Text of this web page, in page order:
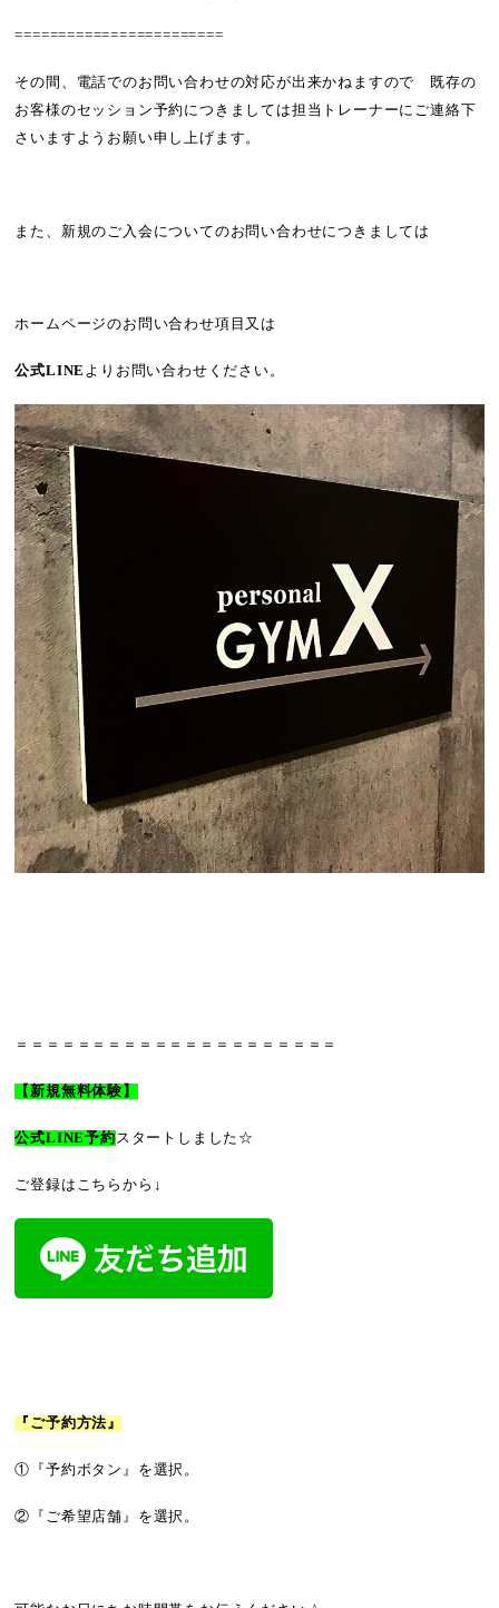
========================
その間、電話でのお問い合わせの対応が出来かねますので 既存の
お客様のセッション予約につきましては担当トレーナーにご連絡下
さいますようお願い申し上げます。
また、新規のご入会についてのお問い合わせにつきましては
ホームページのお問い合わせ項目又は
公式LINE よりお問い合わせください。
＝＝＝＝＝＝＝＝＝＝＝＝＝＝＝＝＝＝＝＝＝
【新規無料体験】
公式LINE予約スタートしました☆
ご登録はこちらから↓
『ご予約方法』
①『予約ボタン』を選択。
②『ご希望店舗』を選択。